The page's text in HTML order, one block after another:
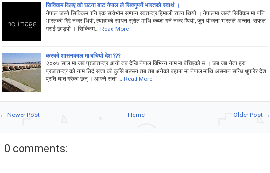
सिक्किम विलए को घटना बाट नेपाल ले सिक्नुपर्ने भारतको स्वार्थ ।
नेपाल जस्तै सिक्किम पनि एक सार्वभौम सम्पन्न स्वतन्त्र हिमाली राज्य थियो । नेपालमा जस्तै सिक्किम मा पनि
भारतको गिद्दे नजर थियो, त्याहाको साधन स्रोत माथि कब्जा गर्ने नजर थियो, जुन योजना भारतले अन्तत: सफल
गराई छाड्यो । सिक्किम…
Read More
कस्को शासनकाल मा बचियो देश ???
२००७ साल मा जब प्रजातन्त्र आयो तब देखि नेपाल विभिन्न नाम मा बेचिएको छ । जब जब नेता हरु
प्रजातन्त्र को नाम लिदै सत्ता को कुर्सि बस्छन तब तब अनेकौ बहाना मा नेपाल माथि असमान सन्धि थुपारेर देश
प्रति घात गरेका छन् । आफ्ने सत्ता …
Read More
← Newer Post Older Post →
Home
0 comments: